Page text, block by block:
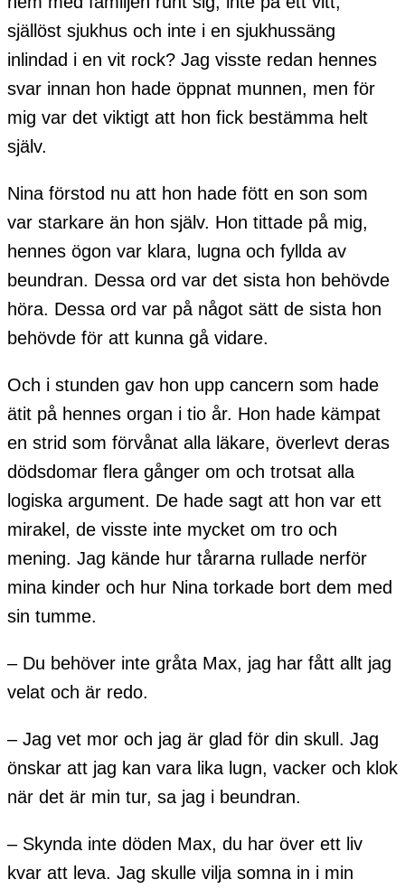
själlöst sjukhus och inte i en sjukhussäng
inlindad i en vit rock? Jag visste redan hennes
svar innan hon hade öppnat munnen, men för
mig var det viktigt att hon fick bestämma helt
själv.
Nina förstod nu att hon hade fött en son som
var starkare än hon själv. Hon tittade på mig,
hennes ögon var klara, lugna och fyllda av
beundran. Dessa ord var det sista hon behövde
höra. Dessa ord var på något sätt de sista hon
behövde för att kunna gå vidare.
Och i stunden gav hon upp cancern som hade
ätit på hennes organ i tio år. Hon hade kämpat
en strid som förvånat alla läkare, överlevt deras
dödsdomar flera gånger om och trotsat alla
logiska argument. De hade sagt att hon var ett
mirakel, de visste inte mycket om tro och
mening. Jag kände hur tårarna rullade nerför
mina kinder och hur Nina torkade bort dem med
sin tumme.
– Du behöver inte gråta Max, jag har fått allt jag
velat och är redo.
– Jag vet mor och jag är glad för din skull. Jag
önskar att jag kan vara lika lugn, vacker och klok
när det är min tur, sa jag i beundran.
– Skynda inte döden Max, du har över ett liv
kvar att leva. Jag skulle vilja somna in i min